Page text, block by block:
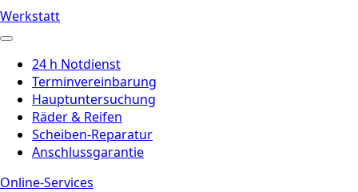
Werkstatt
24 h Notdienst
Terminvereinbarung
Hauptuntersuchung
Räder & Reifen
Scheiben-Reparatur
Anschlussgarantie
Online-Services